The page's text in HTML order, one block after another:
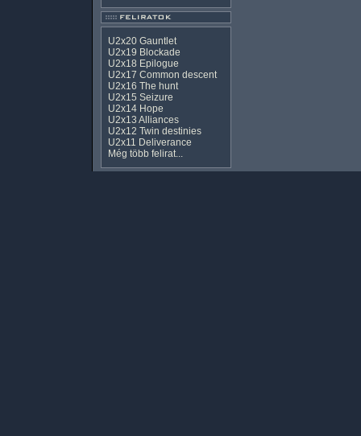
U2x20 Gauntlet
U2x19 Blockade
U2x18 Epilogue
U2x17 Common descent
U2x16 The hunt
U2x15 Seizure
U2x14 Hope
U2x13 Alliances
U2x12 Twin destinies
U2x11 Deliverance
Még több felirat...